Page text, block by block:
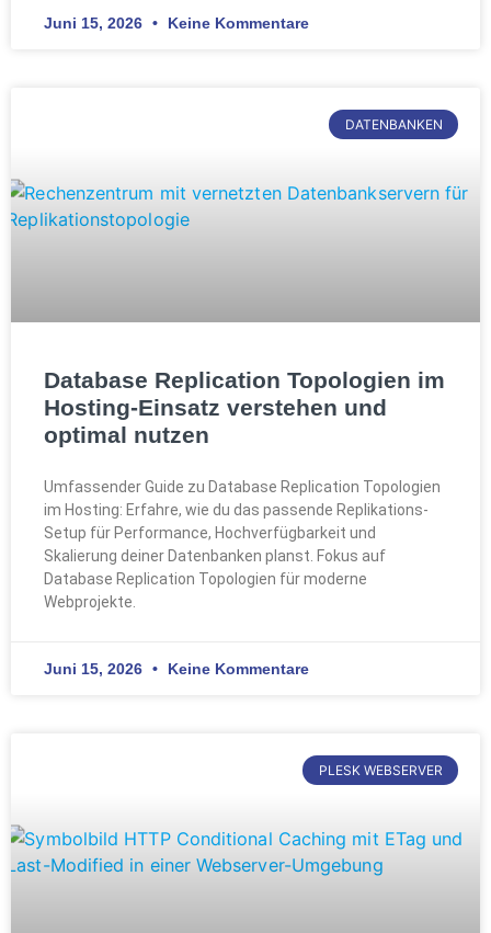
Juni 15, 2026 Keine Kommentare
DATENBANKEN
Database Replication Topologien im
Hosting-Einsatz verstehen und
optimal nutzen
Umfassender Guide zu Database Replication Topologien
im Hosting: Erfahre, wie du das passende Replikations-
Setup für Performance, Hochverfügbarkeit und
Skalierung deiner Datenbanken planst. Fokus auf
Database Replication Topologien für moderne
Webprojekte.
Juni 15, 2026 Keine Kommentare
PLESK WEBSERVER